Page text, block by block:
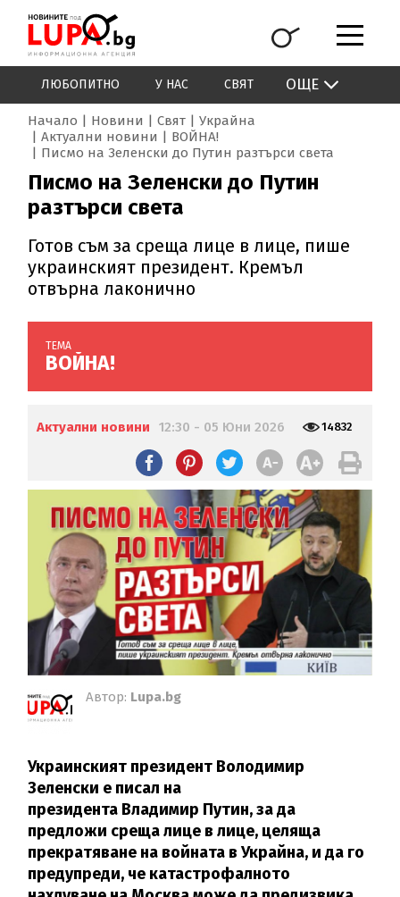
ЛЮБОПИТНО У НАС СВЯТ ОЩЕ
Начало Новини Свят
Украйна
Актуални новини
ВОЙНА!
Писмо на Зеленски до Путин разтърси света
Писмо на Зеленски до Путин
разтърси света
Готов съм за среща лице в лице, пише
украинският президент. Кремъл
отвърна лаконично
ТЕМА
ВОЙНА!
Актуални новини 12:30 - 05 Юни 2026 14832
Автор: Lupa.bg
Украинският президент Володимир
Зеленски е писал на
президента Владимир Путин, за да
предложи среща лице в лице, целяща
прекратяване на войната в Украйна, и да го
предупреди, че катастрофалното